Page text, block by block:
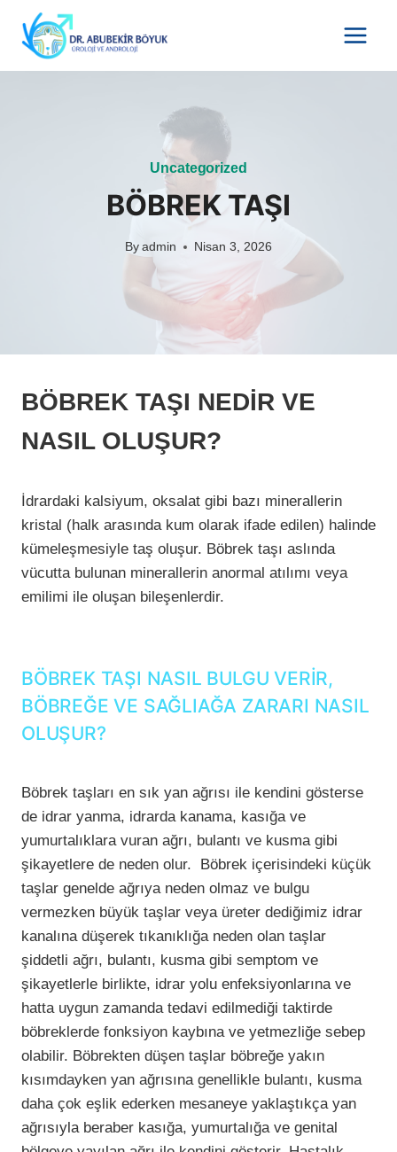
content
Uncategorized
BÖBREK TAŞI
By admin Nisan 3, 2026
BÖBREK TAŞI NEDİR VE
NASIL OLUŞUR?
İdrardaki kalsiyum, oksalat gibi bazı minerallerin
kristal (halk arasında kum olarak ifade edilen) halinde
kümeleşmesiyle taş oluşur. Böbrek taşı aslında
vücutta bulunan minerallerin anormal atılımı veya
emilimi ile oluşan bileşenlerdir.
BÖBREK TAŞI NASIL BULGU VERİR,
BÖBREĞE VE SAĞLIAĞA ZARARI NASIL
OLUŞUR?
Böbrek taşları en sık yan ağrısı ile kendini gösterse
de idrar yanma, idrarda kanama, kasığa ve
yumurtalıklara vuran ağrı, bulantı ve kusma gibi
şikayetlere de neden olur. Böbrek içerisindeki küçük
taşlar genelde ağrıya neden olmaz ve bulgu
vermezken büyük taşlar veya üreter dediğimiz idrar
kanalına düşerek tıkanıklığa neden olan taşlar
şiddetli ağrı, bulantı, kusma gibi semptom ve
şikayetlerle birlikte, idrar yolu enfeksiyonlarına ve
hatta uygun zamanda tedavi edilmediği taktirde
böbreklerde fonksiyon kaybına ve yetmezliğe sebep
olabilir. Böbrekten düşen taşlar böbreğe yakın
kısımdayken yan ağrısına genellikle bulantı, kusma
daha çok eşlik ederken mesaneye yaklaştıkça yan
ağrısıyla beraber kasığa, yumurtalığa ve genital